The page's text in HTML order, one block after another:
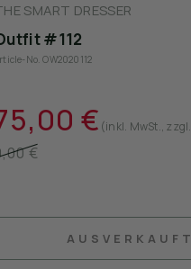
SMART DRESSER
#112
No. OW2020112
€ (inkl. MwSt., zzgl.
€
AUSVERKAUFT